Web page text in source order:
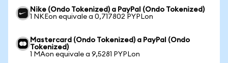
Nike (Ondo Tokenized) a PayPal (Ondo Tokenized)
1 NKEon equivale a 0,717802 PYPLon
Mastercard (Ondo Tokenized) a PayPal (Ondo
Tokenized)
1 MAon equivale a 9,5281 PYPLon